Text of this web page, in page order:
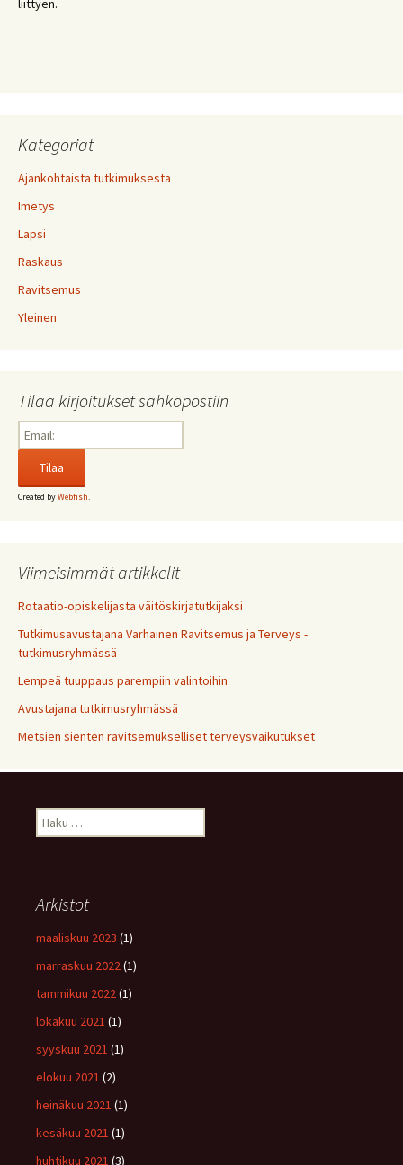
liittyen.
Kategoriat
Ajankohtaista tutkimuksesta
Imetys
Lapsi
Raskaus
Ravitsemus
Yleinen
Tilaa kirjoitukset sähköpostiin
Created byWebfish.
Viimeisimmät artikkelit
Rotaatio-opiskelijasta väitöskirjatutkijaksi
Tutkimusavustajana Varhainen Ravitsemus ja Terveys -
tutkimusryhmässä
Lempeä tuuppaus parempiin valintoihin
Avustajana tutkimusryhmässä
Metsien sienten ravitsemukselliset terveysvaikutukset
Haku:
Arkistot
maaliskuu 2023 (1)
marraskuu 2022(1)
tammikuu 2022(1)
lokakuu 2021 (1)
syyskuu 2021 (1)
elokuu 2021 (2)
heinäkuu 2021 (1)
kesäkuu 2021 (1)
huhtikuu 2021 (3)